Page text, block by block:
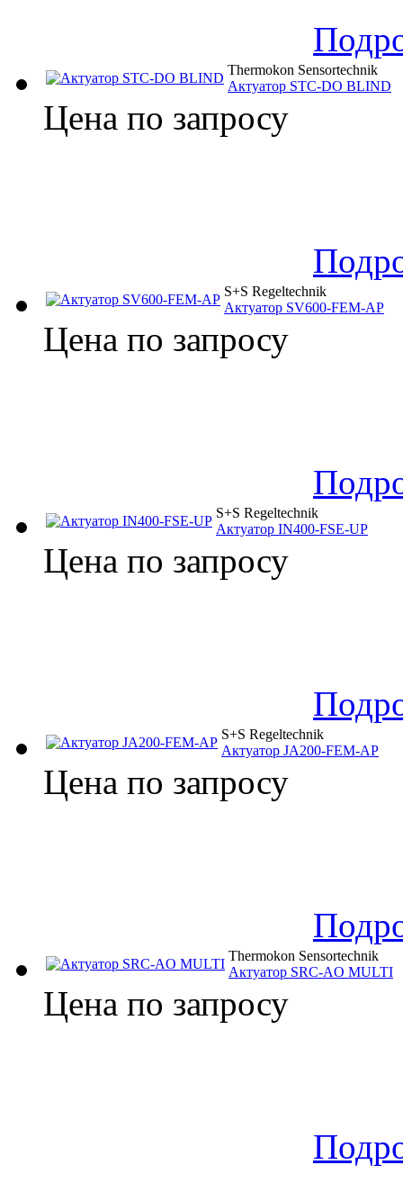
Thermokon Sensortechnik
Актуатор STC-DO BLIND
Цена по запросу
S+S Regeltechnik
Актуатор SV600-FEM-AP
Цена по запросу
S+S Regeltechnik
Актуатор IN400-FSE-UP
Цена по запросу
S+S Regeltechnik
Актуатор JA200-FEM-AP
Цена по запросу
Thermokon Sensortechnik
Актуатор SRC-AO MULTI
Цена по запросу